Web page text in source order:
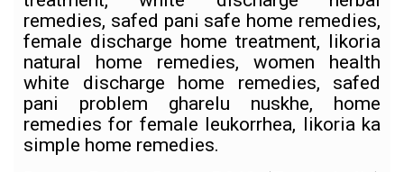
remedies, safed pani safe home remedies,
female discharge home treatment, likoria
natural home remedies, women health
white discharge home remedies, safed
pani problem gharelu nuskhe, home
remedies for female leukorrhea, likoria ka
simple home remedies.